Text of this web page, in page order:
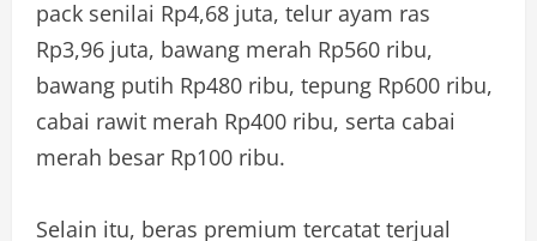
pack senilai Rp4,68 juta, telur ayam ras
Rp3,96 juta, bawang merah Rp560 ribu,
bawang putih Rp480 ribu, tepung Rp600 ribu,
cabai rawit merah Rp400 ribu, serta cabai
merah besar Rp100 ribu.
Selain itu, beras premium tercatat terjual